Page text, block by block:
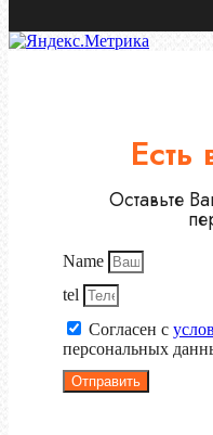
Оставьте
Name
tel
Согласен с
персональных
Отправить